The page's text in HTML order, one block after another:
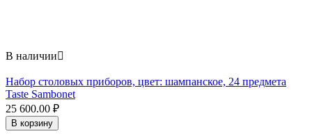
В наличии
Набор столовых приборов, цвет: шампанское, 24 предмета
Taste Sambonet
25 600.00 ₽
В корзину